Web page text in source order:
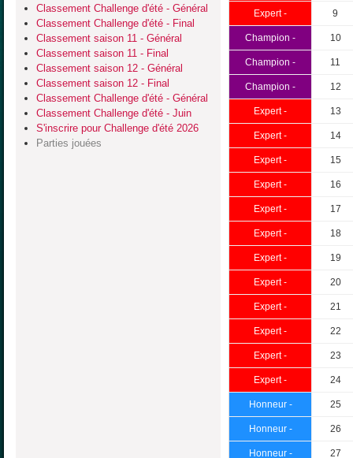
Classement Challenge d'été - Général
Classement Challenge d'été - Final
Classement saison 11 - Général
Classement saison 11 - Final
Classement saison 12 - Général
Classement saison 12 - Final
Classement Challenge d'été - Général
Classement Challenge d'été - Juin
S'inscrire pour Challenge d'été 2026
Parties jouées
Expert - 9
Champion - 10
Champion - 11
Champion - 12
Expert - 13
Expert - 14
Expert - 15
Expert - 16
Expert - 17
Expert - 18
Expert - 19
Expert - 20
Expert - 21
Expert - 22
Expert - 23
Expert - 24
Honneur - 25
Honneur - 26
Honneur - 27